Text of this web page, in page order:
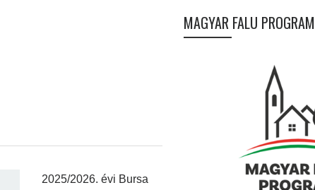
2025/2026. évi Bursa
MAGYAR FALU PROGRAM